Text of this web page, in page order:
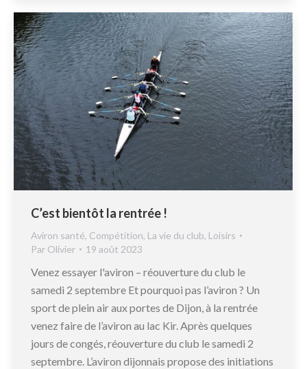
C’est bientôt la rentrée !
Aviron santé, Compétition, La vie du club, Loisirs
Par Olivier 19 août 2023
Venez essayer l'aviron – réouverture du club le
samedi 2 septembre Et pourquoi pas l’aviron ? Un
sport de plein air aux portes de Dijon, à la rentrée
venez faire de l’aviron au lac Kir. Après quelques
jours de congés, réouverture du club le samedi 2
septembre. L’aviron dijonnais propose des initiations